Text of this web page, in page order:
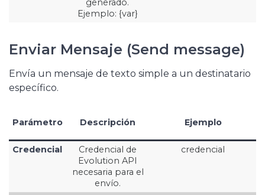
generado.
Ejemplo: {var}
Enviar Mensaje (Send message)
Envía un mensaje de texto simple a un destinatario
específico.
Parámetro Descripción Ejemplo
Credencial
Credencial de
Evolution API
necesaria para el
envío.
credencial